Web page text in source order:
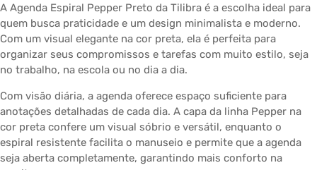
A Agenda Espiral Pepper Preto da Tilibra é a escolha ideal para
quem busca praticidade e um design minimalista e moderno.
Com um visual elegante na cor preta, ela é perfeita para
organizar seus compromissos e tarefas com muito estilo, seja
no trabalho, na escola ou no dia a dia.
Com visão diária, a agenda oferece espaço suficiente para
anotações detalhadas de cada dia. A capa da linha Pepper na
cor preta confere um visual sóbrio e versátil, enquanto o
espiral resistente facilita o manuseio e permite que a agenda
seja aberta completamente, garantindo mais conforto na